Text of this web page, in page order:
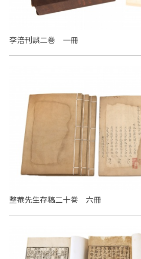
李涪刊誤二巻 一冊
整菴先生存稿二十巻 六冊